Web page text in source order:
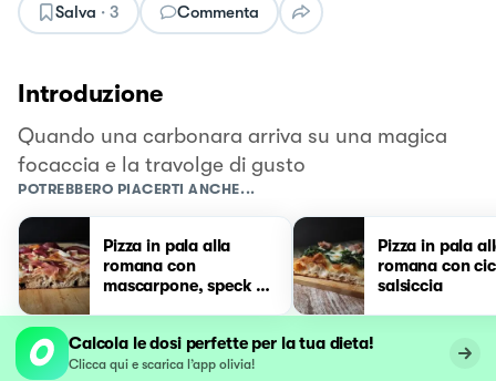
Salva · 3 Commenta
Introduzione
Quando una carbonara arriva su una magica
focaccia e la travolge di gusto
POTREBBERO PIACERTI ANCHE...
Pizza in pala alla
romana con
mascarpone, speck e
Pizza in pala
romana con
salsiccia
Calcola le dosi perfette per la tua dieta!
Clicca qui e scarica l’app olivia!